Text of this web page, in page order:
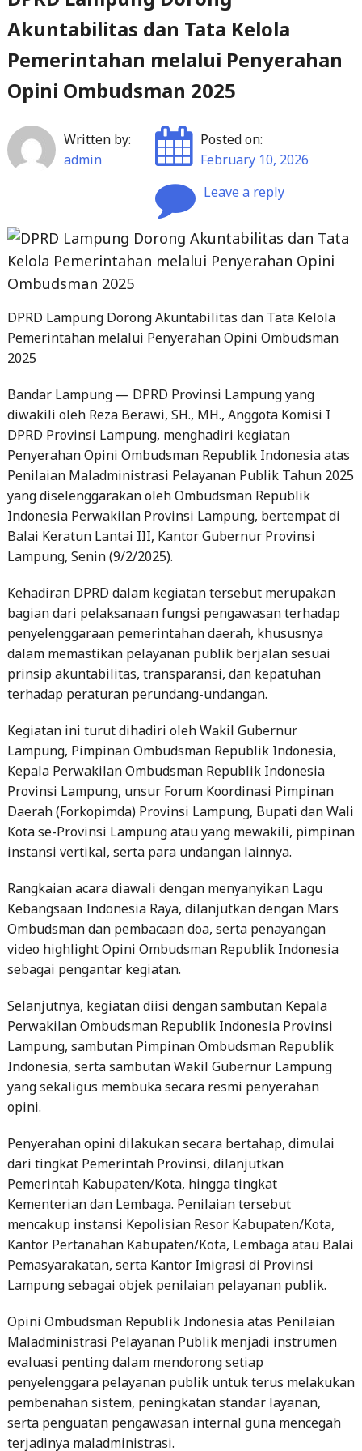
Pemerintahan melalui Penyerahan
Opini Ombudsman 2025
admin
February 10, 2026
Leave a reply
DPRD Lampung Dorong Akuntabilitas dan Tata Kelola
Pemerintahan melalui Penyerahan Opini Ombudsman
2025
diwakili oleh Reza Berawi, SH., MH., Anggota Komisi I
DPRD Provinsi Lampung, menghadiri kegiatan
Penyerahan Opini Ombudsman Republik Indonesia atas
Penilaian Maladministrasi Pelayanan Publik Tahun 2025
yang diselenggarakan oleh Ombudsman Republik
Indonesia Perwakilan Provinsi Lampung, bertempat di
Balai Keratun Lantai III, Kantor Gubernur Provinsi
Lampung, Senin (9/2/2025).
Kehadiran DPRD dalam kegiatan tersebut merupakan
bagian dari pelaksanaan fungsi pengawasan terhadap
penyelenggaraan pemerintahan daerah, khususnya
dalam memastikan pelayanan publik berjalan sesuai
prinsip akuntabilitas, transparansi, dan kepatuhan
terhadap peraturan perundang-undangan.
Kegiatan ini turut dihadiri oleh Wakil Gubernur
Lampung, Pimpinan Ombudsman Republik Indonesia,
Kepala Perwakilan Ombudsman Republik Indonesia
Provinsi Lampung, unsur Forum Koordinasi Pimpinan
Daerah (Forkopimda) Provinsi Lampung, Bupati dan Wali
Kota se-Provinsi Lampung atau yang mewakili, pimpinan
instansi vertikal, serta para undangan lainnya.
Rangkaian acara diawali dengan menyanyikan Lagu
Kebangsaan Indonesia Raya, dilanjutkan dengan Mars
Ombudsman dan pembacaan doa, serta penayangan
video highlight Opini Ombudsman Republik Indonesia
sebagai pengantar kegiatan.
Selanjutnya, kegiatan diisi dengan sambutan Kepala
Perwakilan Ombudsman Republik Indonesia Provinsi
Lampung, sambutan Pimpinan Ombudsman Republik
Indonesia, serta sambutan Wakil Gubernur Lampung
yang sekaligus membuka secara resmi penyerahan
opini.
Penyerahan opini dilakukan secara bertahap, dimulai
dari tingkat Pemerintah Provinsi, dilanjutkan
Pemerintah Kabupaten/Kota, hingga tingkat
Kementerian dan Lembaga. Penilaian tersebut
mencakup instansi Kepolisian Resor Kabupaten/Kota,
Kantor Pertanahan Kabupaten/Kota, Lembaga atau Balai
Pemasyarakatan, serta Kantor Imigrasi di Provinsi
Lampung sebagai objek penilaian pelayanan publik.
Opini Ombudsman Republik Indonesia atas Penilaian
Maladministrasi Pelayanan Publik menjadi instrumen
evaluasi penting dalam mendorong setiap
penyelenggara pelayanan publik untuk terus melakukan
pembenahan sistem, peningkatan standar layanan,
serta penguatan pengawasan internal guna mencegah
terjadinya maladministrasi.